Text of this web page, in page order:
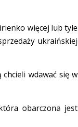
więcej lub tyle
ukraińskiej
wdawać się w
obarczona jest